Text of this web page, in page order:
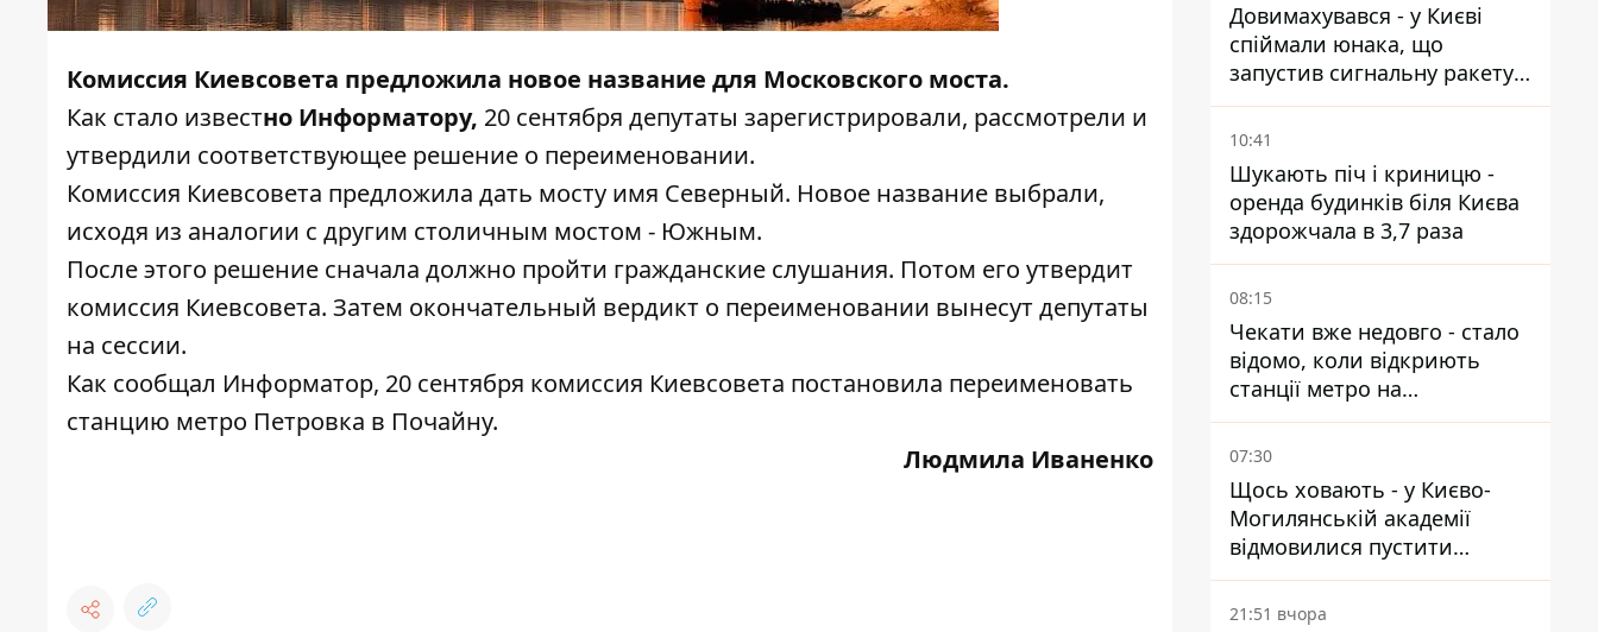
Комиссия Киевсовета предложила новое название для Московского моста.
Как стало известно Информатору, 20 сентября депутаты зарегистрировали, рассмотрели и
утвердили соответствующее решение о переименовании.
Комиссия Киевсовета предложила дать мосту имя Северный. Новое название выбрали,
исходя из аналогии с другим столичным мостом - Южным.
После этого решение сначала должно пройти гражданские слушания. Потом его утвердит
комиссия Киевсовета. Затем окончательный вердикт о переименовании вынесут депутаты
на сессии.
Как сообщал Информатор, 20 сентября комиссия Киевсовета постановила переименовать
станцию метро Петровка в Почайну.
Людмила Иваненко
Довимахувався - у Києві
спіймали юнака, що
запустив сигнальну ракету,
аби потішити дівчат
10:41
Шукають піч і криницю -
оренда будинків біля Києва
здорожчала в 3,7 раза
08:15
Чекати вже недовго - стало
відомо, коли відкриють
станції метро на
Виноградарі
07:30
Щось ховають - у Києво-
Могилянській академії
відмовилися пустити
комісію з охорони пам'яток
на територію
21:51 вчора